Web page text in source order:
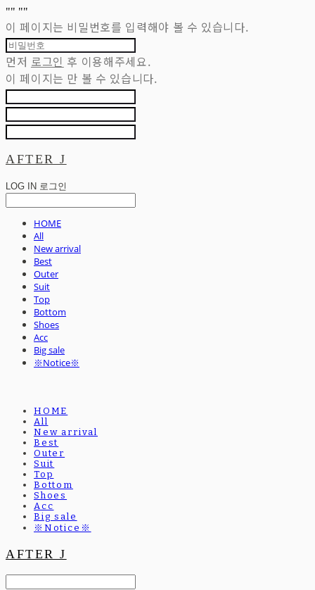
"" ""
이 페이지는 비밀번호를 입력해야 볼 수 있습니다.
먼저 로그인 후 이용해주세요.
이 페이지는 만 볼 수 있습니다.
AFTER J
LOG IN 로그인
HOME
All
New arrival
Best
Outer
Suit
Top
Bottom
Shoes
Acc
Big sale
※Notice※
HOME
All
New arrival
Best
Outer
Suit
Top
Bottom
Shoes
Acc
Big sale
※Notice※
AFTER J